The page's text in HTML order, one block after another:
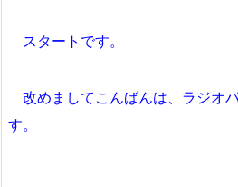
スタートです。
改めましてこんばんは、ラジオ
す。